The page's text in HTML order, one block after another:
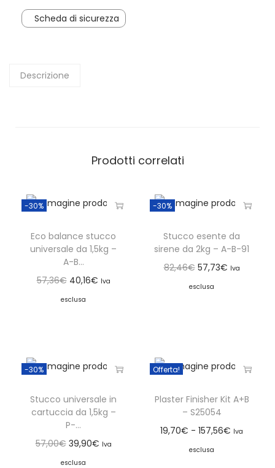
Scheda di sicurezza
Descrizione
Prodotti correlati
-30%
Eco balance stucco
universale da 1,5kg –
A-B...
57,36€ 40,16€ Iva
esclusa
-30%
Stucco esente da
sirene da 2kg – A-B-91
82,46€ 57,73€ Iva
esclusa
-30%
Stucco universale in
cartuccia da 1,5kg –
P-...
57,00€ 39,90€ Iva
esclusa
Offerta!
Plaster Finisher Kit A+B
– S25054
19,70€ - 157,56€ Iva
esclusa